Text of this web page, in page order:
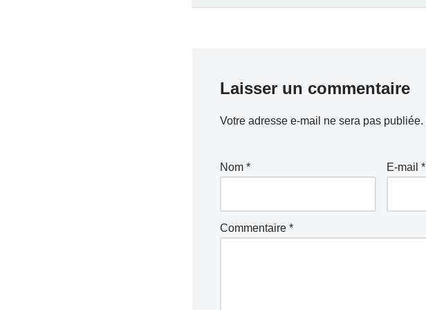
Laisser un commentaire
Votre adresse e-mail ne sera pas publiée.
Nom * E-mail *
Commentaire *